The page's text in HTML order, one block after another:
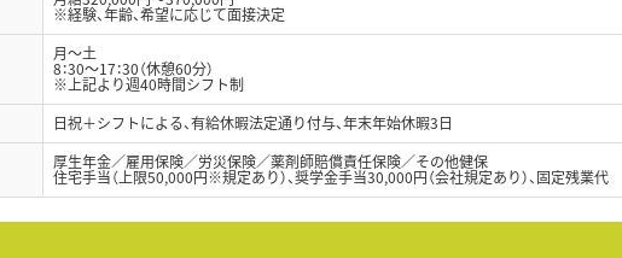
※経験、年齢、希望に応じて面接決定
月～土
8：30～17：30（休憩60分）
※上記より週40時間シフト制
日祝＋シフトによる、有給休暇法定通り付与、年末年始休暇3日
厚生年金／雇用保険／労災保険／薬剤師賠償責任保険／その他健保
住宅手当（上限50,000円※規定あり）、奨学金手当30,000円（会社規定あり）、固定残業代